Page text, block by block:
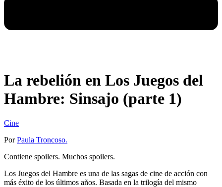
La rebelión en Los Juegos del
Hambre: Sinsajo (parte 1)
Cine
PorPaula Troncoso.
Contiene spoilers. Muchos spoilers.
Los Juegos del Hambre es una de las sagas de cine de acción con
más éxito de los últimos años. Basada en la trilogía del mismo